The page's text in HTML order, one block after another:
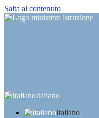
Salta al contenuto
Italiano
Italiano